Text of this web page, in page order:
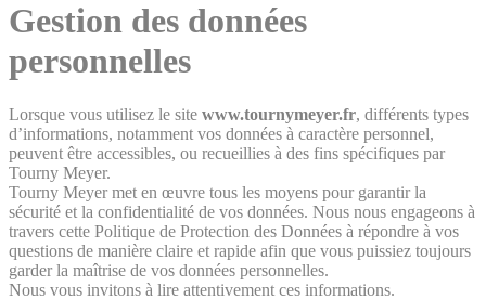
Gestion des données
personnelles
Lorsque vous utilisez le site www.tournymeyer.fr, différents types
d’informations, notamment vos données à caractère personnel,
peuvent être accessibles, ou recueillies à des fins spécifiques par
Tourny Meyer.
Tourny Meyer met en œuvre tous les moyens pour garantir la
sécurité et la confidentialité de vos données. Nous nous engageons à
travers cette Politique de Protection des Données à répondre à vos
questions de manière claire et rapide afin que vous puissiez toujours
garder la maîtrise de vos données personnelles.
Nous vous invitons à lire attentivement ces informations.